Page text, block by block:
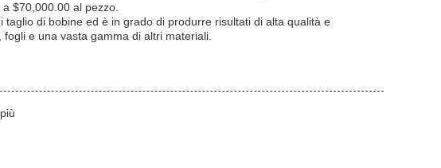
$70,000.00 al pezzo.
taglio di bobine ed è in grado di produrre risultati di alta qualità e
e una vasta gamma di altri materiali.